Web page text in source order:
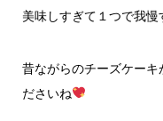
美味しすぎて１つで我
昔ながらのチーズケーキ
ださいね